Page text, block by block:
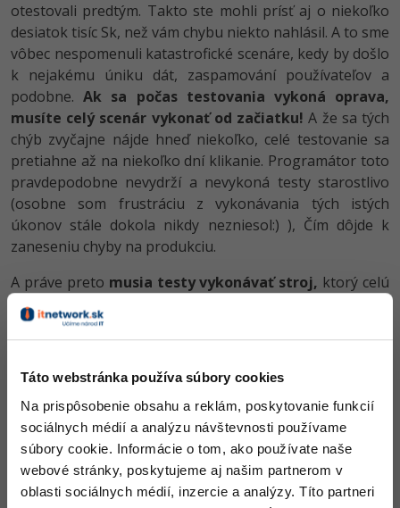
Táto webstránka používa súbory cookies
Na prispôsobenie obsahu a reklám, poskytovanie funkcií
sociálnych médií a analýzu návštevnosti používame
súbory cookie. Informácie o tom, ako používate naše
webové stránky, poskytujeme aj našim partnerom v
oblasti sociálnych médií, inzercie a analýzy. Títo partneri
otestovali predtým. Takto ste mohli prísť aj o niekoľko
desiatok tisíc Sk, než vám chybu niekto nahlásil. A to sme
vôbec nespomenuli katastrofické scenáre, kedy by došlo
k nejakému úniku dát, zaspamování používateľov a
podobne.Ak sa počas testovania vykoná oprava,
musíte celý scenár vykonať od začiatku! A že sa tých
chýb zvyčajne nájde hneď niekoľko, celé testovanie sa
pretiahne až na niekoľko dní klikanie. Programátor toto
pravdepodobne nevydrží a nevykoná testy starostlivo
(osobne som frustráciu z vykonávania tých istých
úkonov stále dokola nikdy nezniesol:) ), Čím dôjde k
zaneseniu chyby na produkciu.
A práve preto musia testy vykonávať stroj, ktorý celú
aplikáciu preklikne obvykle maximálne za desiatky minút
a môže to robiť znova a znova a znova. Preto píšeme
automatické testy, toto vám bohužiaľ väčšina návodov
na internete nepovie.